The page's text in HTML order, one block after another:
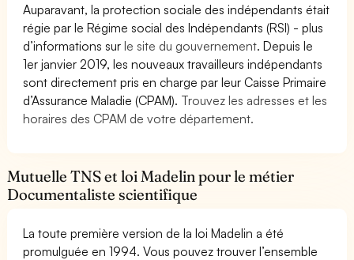
Auparavant, la protection sociale des indépendants était
régie par le Régime social des Indépendants (RSI) - plus
d’informations surle site du gouvernement. Depuis le
1er janvier 2019, les nouveaux travailleurs indépendants
sont directement pris en charge par leur Caisse Primaire
d’Assurance Maladie (CPAM). Trouvez les adresses et les
horaires des CPAM de votre département.
Mutuelle TNS et loi Madelin pour le métier
Documentaliste scientifique
La toute première version de la loi Madelin a été
promulguée en 1994. Vous pouvez trouver l’ensemble